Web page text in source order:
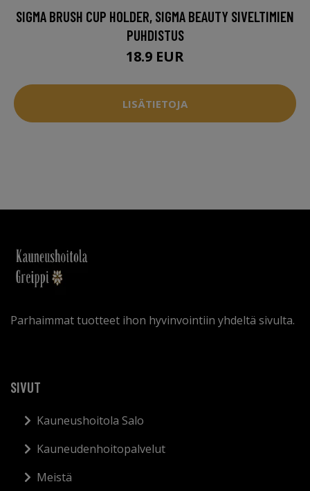
SIGMA BRUSH CUP HOLDER, SIGMA BEAUTY SIVELTIMIEN
PUHDISTUS
18.9 EUR
LISÄTIETOJA
Parhaimmat tuotteet ihon hyvinvointiin yhdeltä sivulta.
SIVUT
Kauneushoitola Salo
Kauneudenhoitopalvelut
Meistä